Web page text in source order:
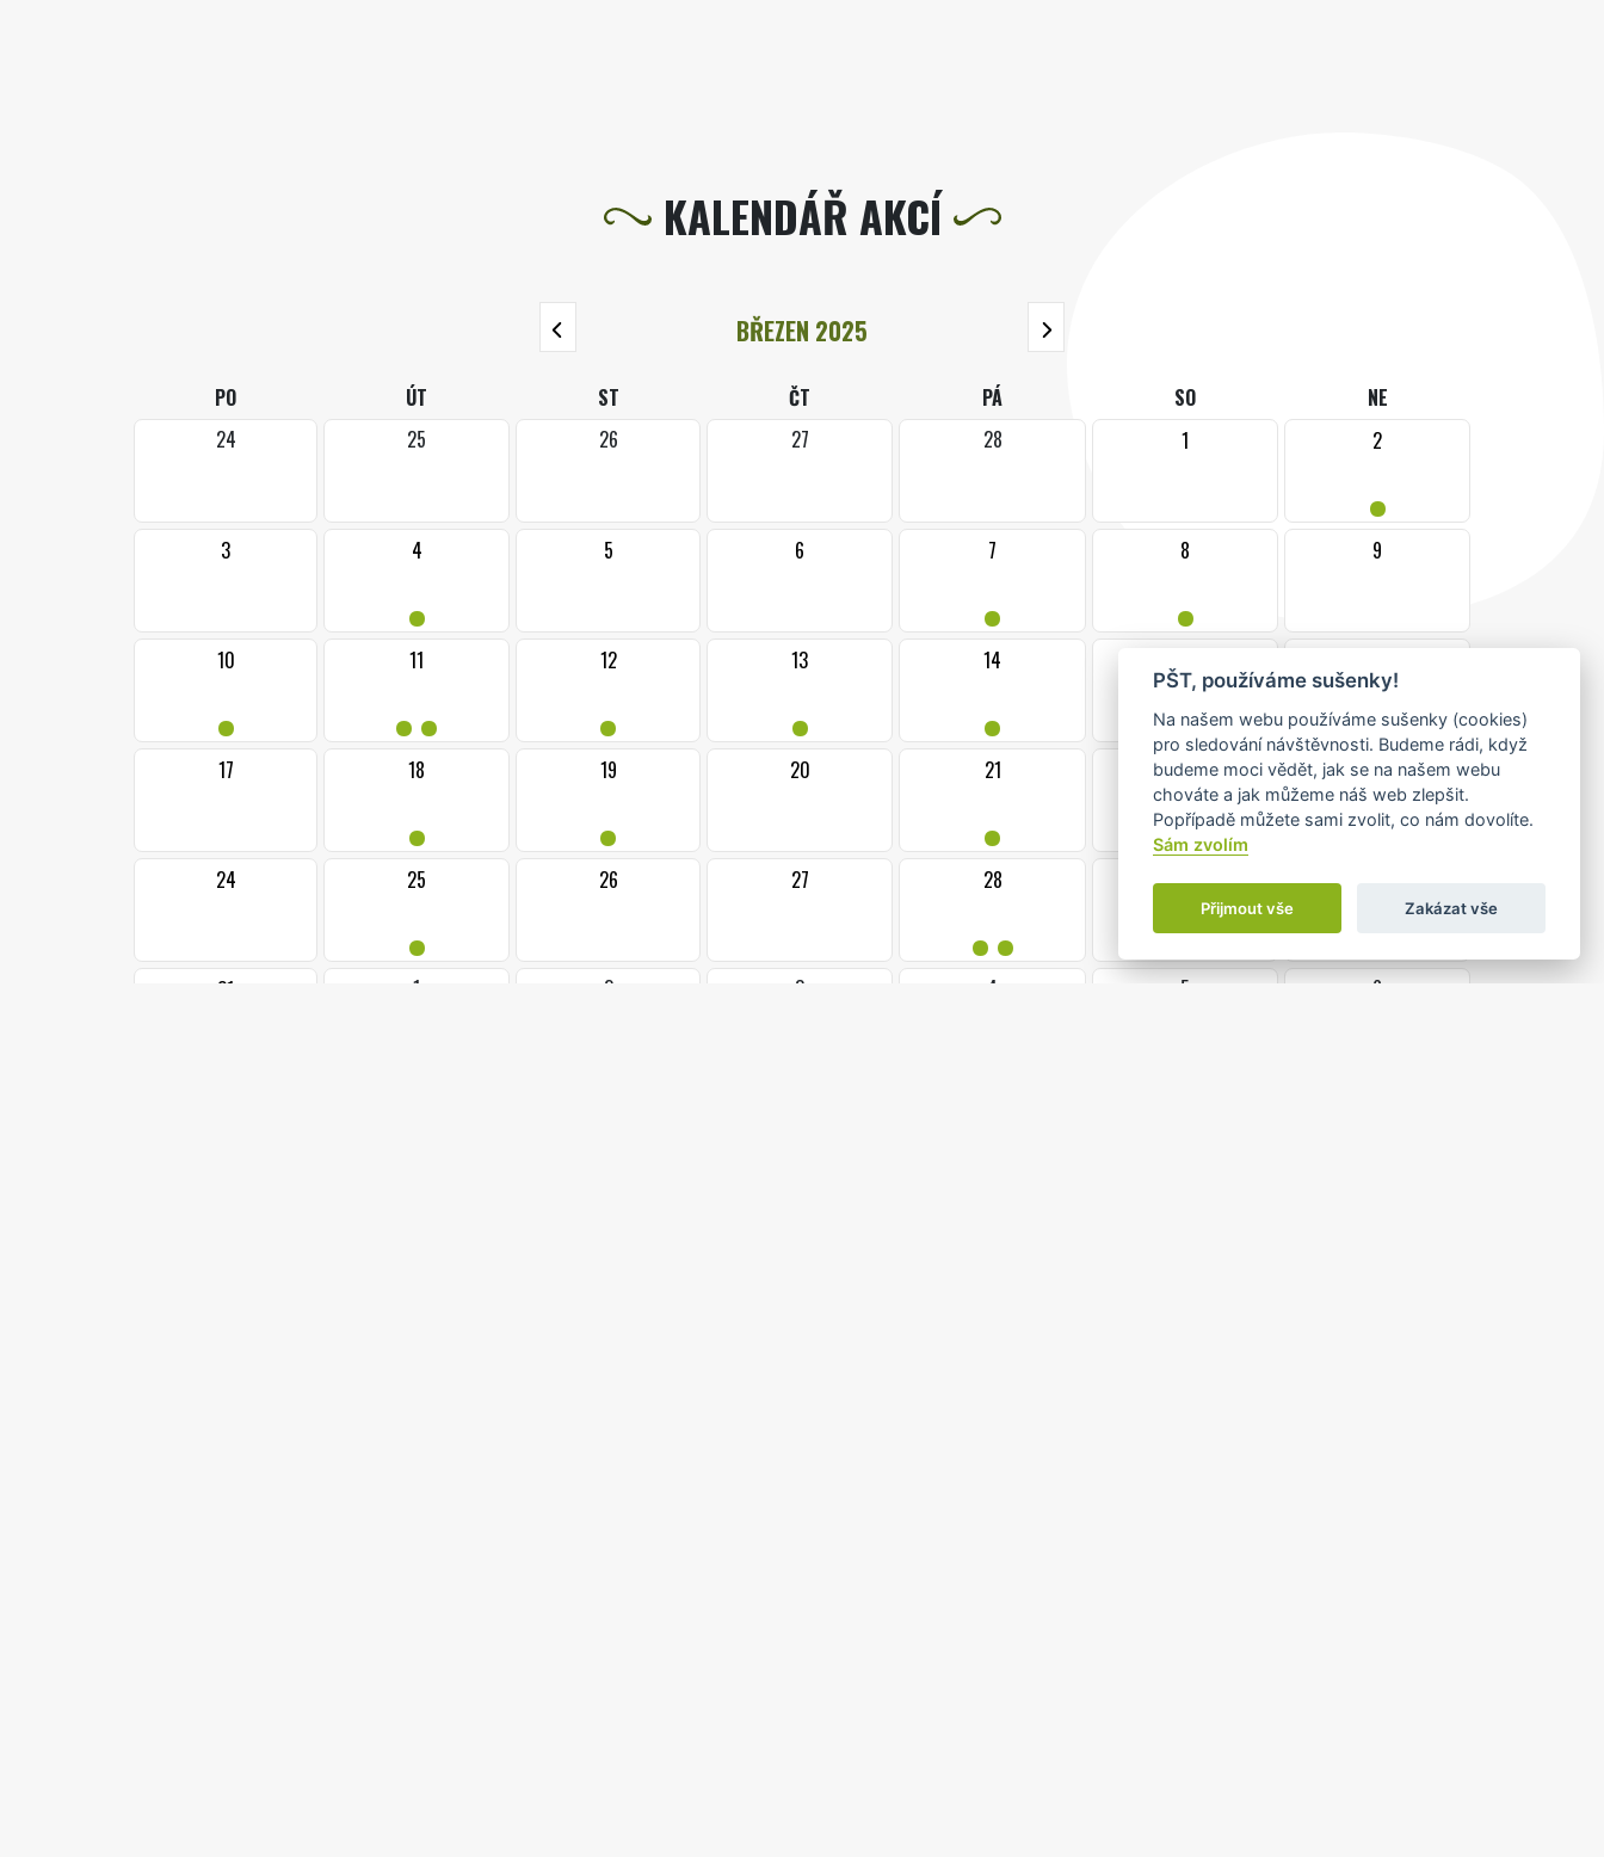
KALENDÁŘ AKCÍ
BŘEZEN 2025
PO ÚT ST ČT PÁ SO
NE
24
25 26 27 28 1 2
•
3 4
•
5 6 7
•
8
•
9
10
•
11
••
12
•
13
•
14
• •
17 18
•
19
•
20 21
•
22 23
•
24 25
•
26 27 28
••
29
31 1 2 3 4 5 6
PŠT, používáme sušenky!
Na našem webu používáme sušenky (cookies)
pro sledování návštěvnosti. Budeme rádi, když
budeme moci vědět, jak se na našem webu
chováte a jak můžeme náš web zlepšit.
Popřípadě můžete sami zvolit, co nám dovolíte.
Sám zvolím
Přijmout vše Zakázat vše